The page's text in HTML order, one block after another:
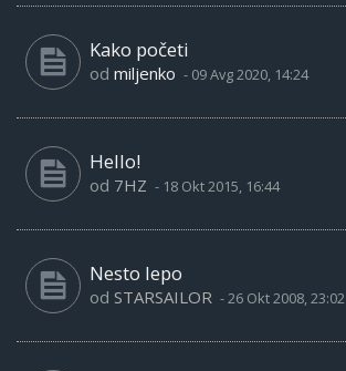
Kako početi
od miljenko - 09 Avg 2020, 14:24
Hello!
od 7HZ - 18 Okt 2015, 16:44
Nesto lepo
od STARSAILOR -26 Okt 2008, 23:02